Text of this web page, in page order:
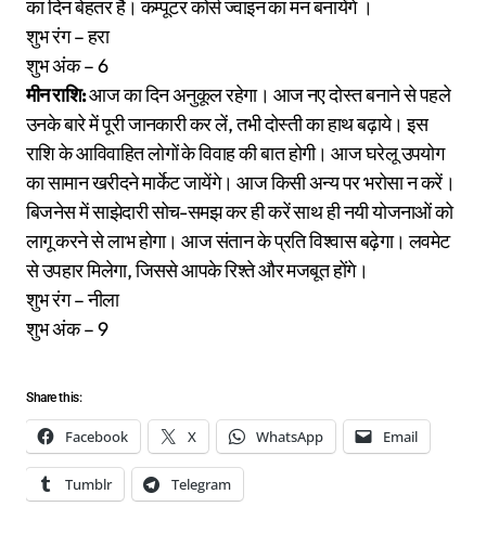
का दिन बेहतर है। कम्पूटर कोर्स ज्वाइन का मन बनायेंगे ।
शुभ रंग – हरा
शुभ अंक – 6
मीन राशि:आज का दिन अनुकूल रहेगा। आज नए दोस्त बनाने से पहले
उनके बारे में पूरी जानकारी कर लें, तभी दोस्ती का हाथ बढ़ाये। इस
राशि के आविवाहित लोगों के विवाह की बात होगी। आज घरेलू उपयोग
का सामान खरीदने मार्केट जायेंगे। आज किसी अन्य पर भरोसा न करें।
बिजनेस में साझेदारी सोच-समझ कर ही करें साथ ही नयी योजनाओं को
लागू करने से लाभ होगा। आज संतान के प्रति विश्वास बढ़ेगा। लवमेट
से उपहार मिलेगा, जिससे आपके रिश्ते और मजबूत होंगे।
शुभ रंग – नीला
शुभ अंक – 9
Share this:
Facebook X WhatsApp Email
Tumblr Telegram